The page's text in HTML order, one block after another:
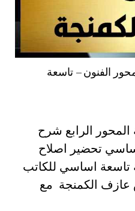
الفنون – تاسعة
الرابع شرح
محور الفنون 9 اساسي تحضير اصلاح
اساسي للكاتب
عازف الكمنجة مع